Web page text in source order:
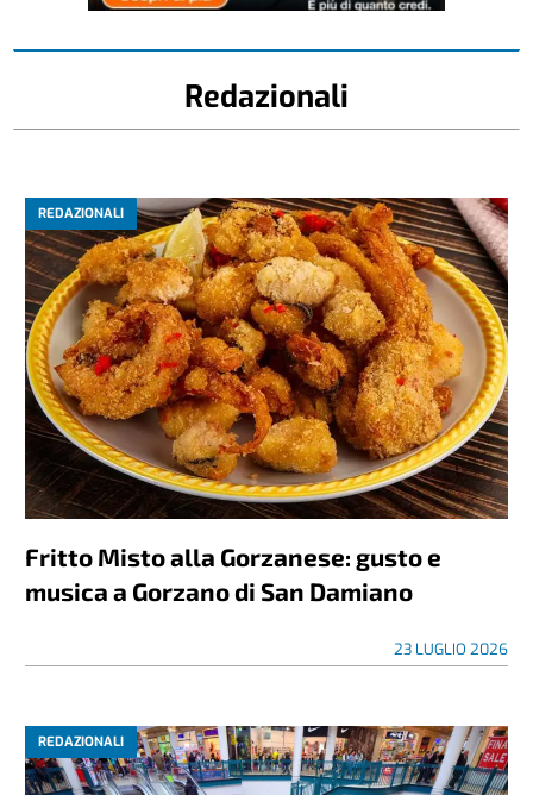
Redazionali
REDAZIONALI
Fritto Misto alla Gorzanese: gusto e
musica a Gorzano di San Damiano
23 LUGLIO 2026
REDAZIONALI